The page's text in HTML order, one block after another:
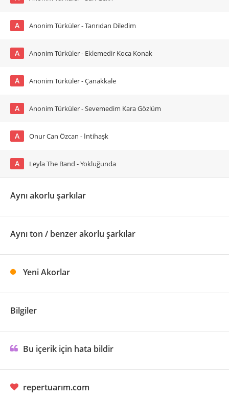
A Anonim Türküler - Tanrıdan Diledim
A Anonim Türküler - Eklemedir Koca Konak
A Anonim Türküler - Çanakkale
A Anonim Türküler - Sevemedim Kara Gözlüm
A Onur Can Özcan - İntihaşk
A Leyla The Band - Yokluğunda
Aynı akorlu şarkılar
Aynı ton / benzer akorlu şarkılar
Yeni Akorlar
Bilgiler
Bu içerik için hata bildir
repertuarım.com